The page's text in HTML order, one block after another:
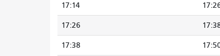
17:14
17:26
17:38